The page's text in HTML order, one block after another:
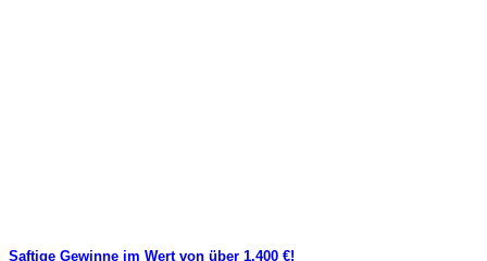
Saftige Gewinne im Wert von über 1.400 €!